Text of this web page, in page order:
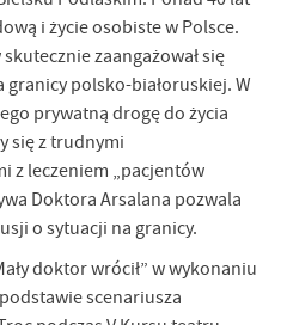
i życie osobiste w Polsce.
zaangażował się
polsko-białoruskiej. W
prywatną drogę do życia
się z trudnymi
z leczeniem „pacjentów
Doktora Arsalana pozwala
o sytuacji na granicy.
doktor wrócił” w wykonaniu
scenariusza